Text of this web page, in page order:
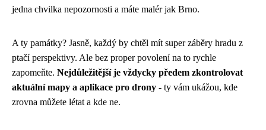
jedna chvilka nepozornosti a máte malér jak Brno.
A ty památky? Jasně, každý by chtěl mít super záběry hradu z
ptačí perspektivy. Ale bez proper povolení na to rychle
zapomeňte. Nejdůležitější je vždycky předem zkontrolovat
aktuální mapy a aplikace pro drony - ty vám ukážou, kde
zrovna můžete létat a kde ne.